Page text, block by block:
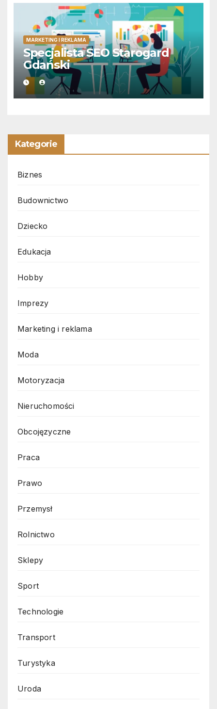
MARKETING I REKLAMA
Specjalista SEO Starogard
Gdański
Kategorie
Biznes
Budownictwo
Dziecko
Edukacja
Hobby
Imprezy
Marketing i reklama
Moda
Motoryzacja
Nieruchomości
Obcojęzyczne
Praca
Prawo
Przemysł
Rolnictwo
Sklepy
Sport
Technologie
Transport
Turystyka
Uroda